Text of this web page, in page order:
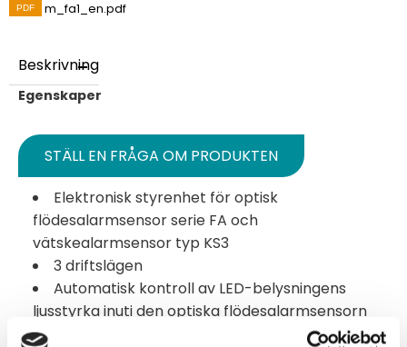
m_fa1_en.pdf
Beskrivning
Egenskaper
STÄLL EN FRÅGA OM PRODUKTEN
Elektronisk styrenhet för optisk
flödesalarmsensor serie FA och
vätskealarmsensor typ KS3
3 driftslägen
Automatisk kontroll av LED-belysningens
ljusstyrka inuti den optiska flödesalarmsensorn